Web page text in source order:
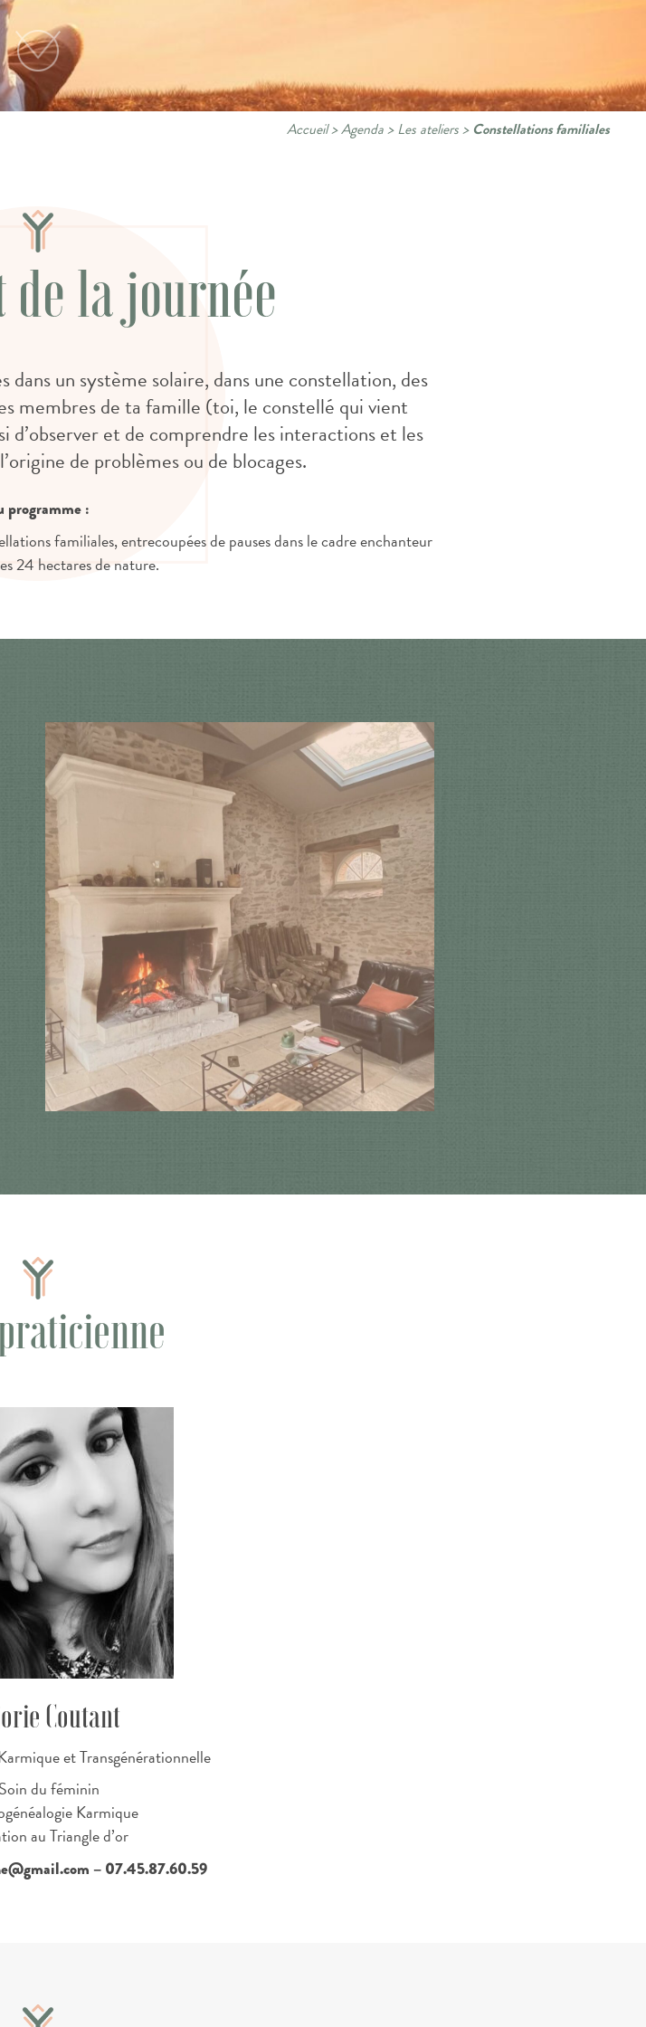
Accueil>Agenda>Les ateliers> Constellations familiales
de la journée
un système solaire, dans une constellation, des
membres de ta famille (toi, le constellé qui vient
et de comprendre les interactions et les
de problèmes ou de blocages.
programme :
familiales, entrecoupées de pauses dans le cadre enchanteur
24 hectares de nature.
Coutant
et Transgénérationnelle
Soin du féminin
Karmique
au Triangle d’or
– 07.45.87.60.59